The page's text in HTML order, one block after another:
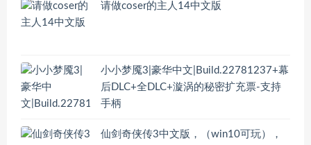
请做coser的主人14中文版
小小梦魇3|豪华中文|Build.22781237+幕
后DLC+全DLC+漩涡的秘密扩充票-支持
手柄
仙剑奇侠传3中文版，（win10可玩），